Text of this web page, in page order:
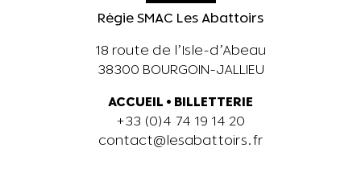
Régie SMAC Les Abattoirs
18 route de l’Isle-d’Abeau
38300 BOURGOIN-JALLIEU
ACCUEIL • BILLETTERIE
+33 (0)4 74 19 14 20
contact@lesabattoirs.fr